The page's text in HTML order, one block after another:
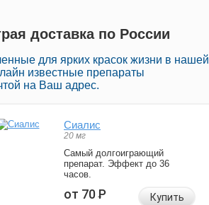
доставка по России
для ярких красок жизни в нашей
известные препараты
на Ваш адрес.
Сиалис
20 мг
Самый долгоиграющий
препарат. Эффект до 36
часов.
от 70Р Купить